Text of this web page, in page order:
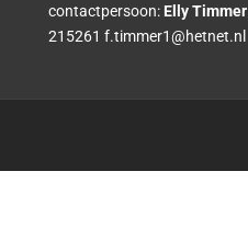
contactpersoon: Elly Timmer
215261 f.timmer1@hetnet.nl